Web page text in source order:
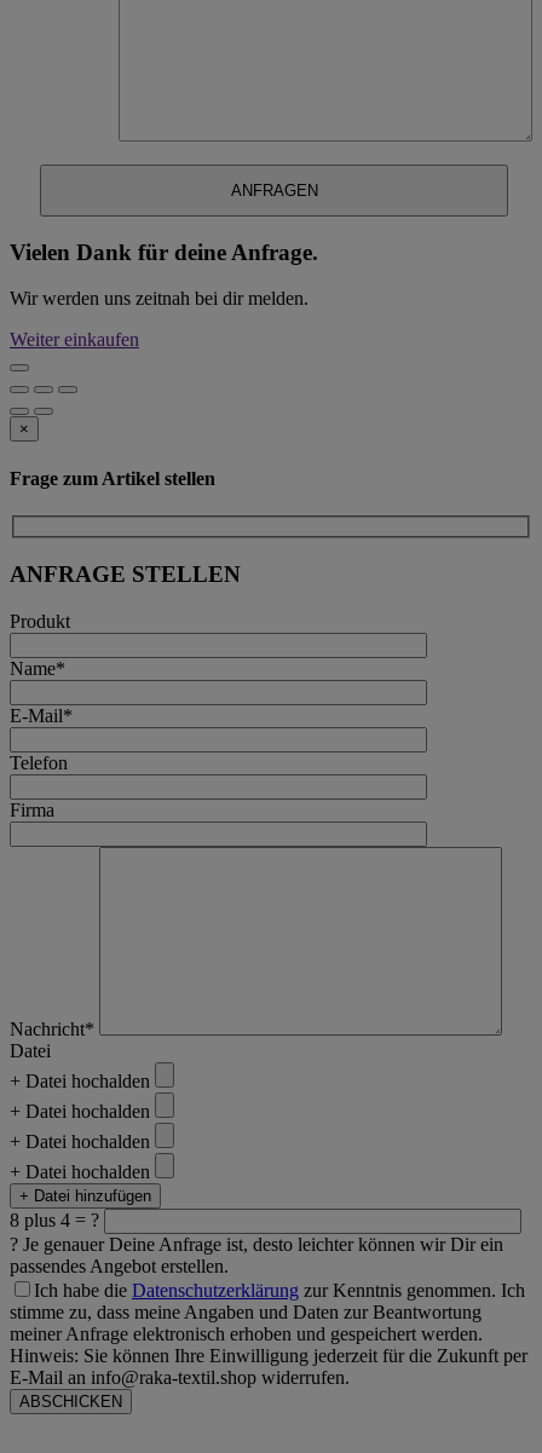
Vielen Dank für deine Anfrage.
Wir werden uns zeitnah bei dir melden.
Weiter einkaufen
×
Frage zum Artikel stellen
ANFRAGE STELLEN
Produkt
Name*
E-Mail*
Telefon
Firma
Nachricht*
Datei
+ Datei hochalden
+ Datei hochalden
+ Datei hochalden
+ Datei hochalden
+ Datei hinzufügen
8 plus 4 = ?
? Je genauer Deine Anfrage ist, desto leichter können wir Dir ein
passendes Angebot erstellen.
Ich habe die Datenschutzerklärung zur Kenntnis genommen. Ich
stimme zu, dass meine Angaben und Daten zur Beantwortung
meiner Anfrage elektronisch erhoben und gespeichert werden.
Hinweis: Sie können Ihre Einwilligung jederzeit für die Zukunft per
E-Mail an info@raka-textil.shop widerrufen.